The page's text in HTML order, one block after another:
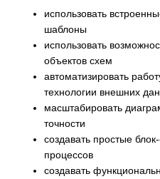
использовать
шаблоны
использовать
объектов схем
автоматизировать
технологии внешних
масштабировать
точности
создавать простые
процессов
создавать